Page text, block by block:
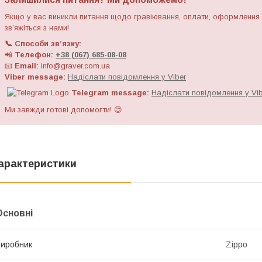
Якщо у вас виникли питання щодо гравіювання, оплати,
зв’яжіться з нами!
📞 Способи зв’язку:
📲 Телефон: +38 (067) 685-08-08
📧 Email: info@graver.com.ua
Viber message: Надіслати повідомлення у Viber
Telegram message: Надіслати повідомлення у Vib
Ми завжди готові допомогти! 😊
Zippo